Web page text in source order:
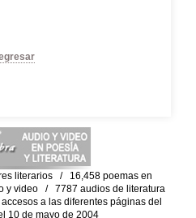
literarios / 16,458 poemas en
y video / 7787 audios de literatura
a las diferentes páginas del
10 de mayo de 2004